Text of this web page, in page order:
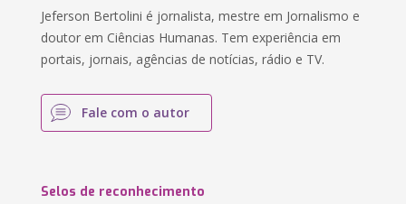
Jeferson Bertolini é jornalista, mestre em Jornalismo e
doutor em Ciências Humanas. Tem experiência em
portais, jornais, agências de notícias, rádio e TV.
Fale com o autor
Selos de reconhecimento